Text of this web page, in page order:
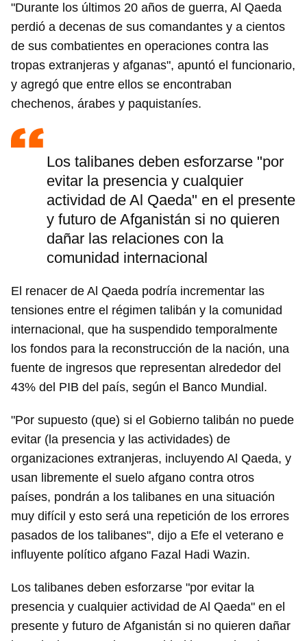
"Durante los últimos 20 años de guerra, Al Qaeda
perdió a decenas de sus comandantes y a cientos
de sus combatientes en operaciones contra las
tropas extranjeras y afganas", apuntó el funcionario,
y agregó que entre ellos se encontraban
chechenos, árabes y paquistaníes.
Los talibanes deben esforzarse "por
evitar la presencia y cualquier
actividad de Al Qaeda" en el presente
y futuro de Afganistán si no quieren
dañar las relaciones con la
comunidad internacional
El renacer de Al Qaeda podría incrementar las
tensiones entre el régimen talibán y la comunidad
internacional, que ha suspendido temporalmente
los fondos para la reconstrucción de la nación, una
fuente de ingresos que representan alrededor del
43% del PIB del país, según el Banco Mundial.
"Por supuesto (que) si el Gobierno talibán no puede
evitar (la presencia y las actividades) de
organizaciones extranjeras, incluyendo Al Qaeda, y
usan libremente el suelo afgano contra otros
países, pondrán a los talibanes en una situación
muy difícil y esto será una repetición de los errores
pasados de los talibanes", dijo a Efe el veterano e
influyente político afgano Fazal Hadi Wazin.
Los talibanes deben esforzarse "por evitar la
presencia y cualquier actividad de Al Qaeda" en el
presente y futuro de Afganistán si no quieren dañar